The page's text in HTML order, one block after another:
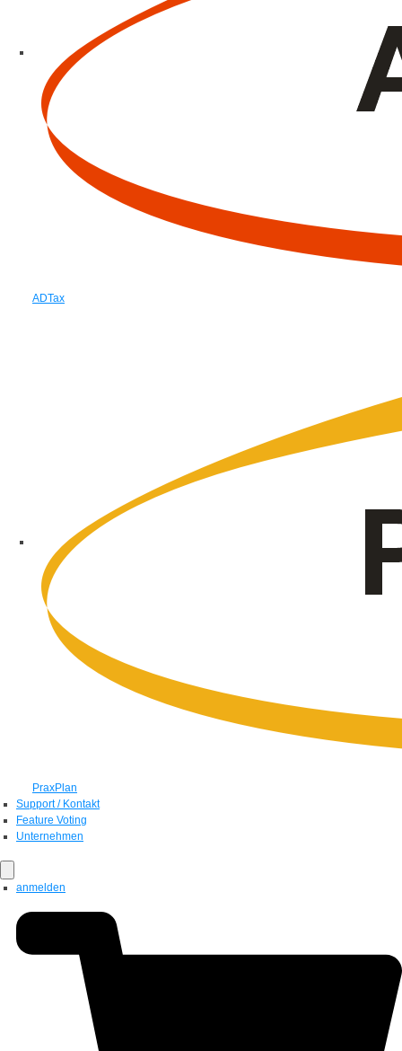
ADTax
PraxPlan
Support / Kontakt
Feature Voting
Unternehmen
anmelden